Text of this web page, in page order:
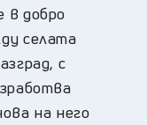
в добро
селата
с
на него